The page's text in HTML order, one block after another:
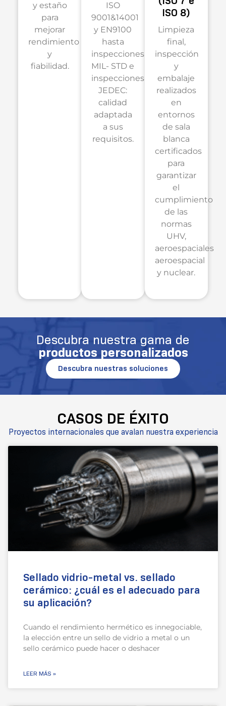
y estaño
para
mejorar
rendimiento
y
fiabilidad.
ISO
9001&14001
y EN9100
hasta
inspecciones
MIL- STD e
inspecciones
JEDEC:
calidad
adaptada
a sus
requisitos.
ISO 8)
Limpieza
final,
inspección
y
embalaje
realizados
en
entornos
de sala
blanca
certificados
para
garantizar
el
cumplimiento
de las
normas
UHV,
aeroespaciales
aeroespacial
y nuclear.
Descubra nuestra gama de
productos personalizados
Descubra nuestras soluciones
CASOS DE ÉXITO
Proyectos internacionales que avalan nuestra experiencia
Sellado vidrio-metal vs. sellado
cerámico: ¿cuál es el adecuado para
su aplicación?
Cuando el rendimiento hermético es innegociable,
la elección entre un sello de vidrio a metal o un
sello cerámico puede hacer o deshacer
LEER MÁS »